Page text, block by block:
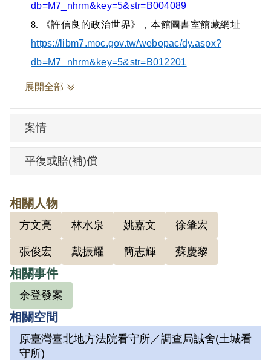
db=M7_nhrm&key=5&str=B004089
8.
《許信良的政治世界》，本館圖書室館藏網址
https://libm7.moc.gov.tw/webopac/dy.aspx?
db=M7_nhrm&key=5&str=B012201
展開全部
案情
平復或賠(補)償
相關人物
方文亮 林水泉 姚嘉文 徐肇宏
張俊宏 戴振耀 簡志輝 蘇慶黎
相關事件
余登發案
相關空間
原臺灣臺北地方法院看守所／調查局誠舍(土城看
守所)